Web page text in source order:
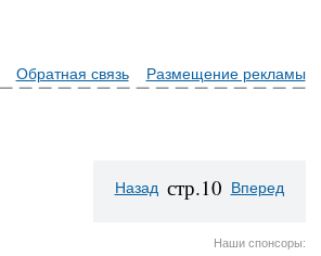
Обратная связь Размещение рекламы
Назад стр.10 Вперед
Наши спонсоры: